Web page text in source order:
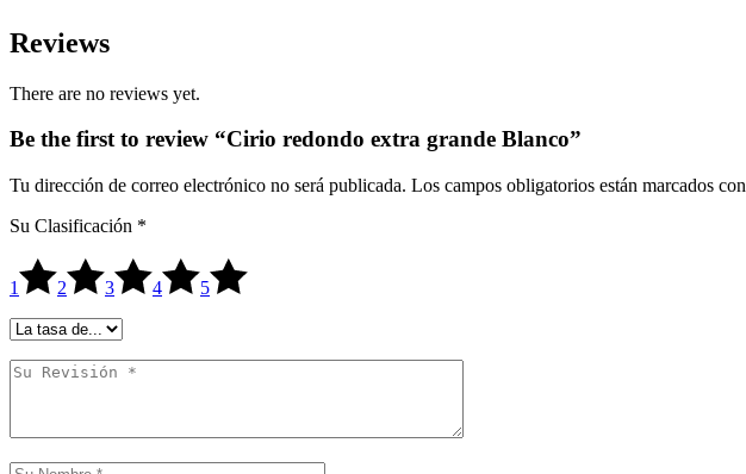
Reviews
There are no reviews yet.
Be the first to review “Cirio redondo extra grande Blanco”
Tu dirección de correo electrónico no será publicada. Los campos obligatorios están marcados con
Su Clasificación *
1 2 3 4 5